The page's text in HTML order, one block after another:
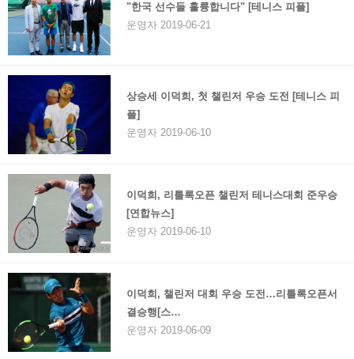
"한국 선수들 훌륭합니다" [테니스 피플]
운영자 2019-06-21
상승세 이덕희, 첫 챌린저 우승 도전 [테니스 피
플]
운영자 2019-06-10
이덕희, 리틀록오픈 챌린저 테니스대회 준우승
[연합뉴스]
운영자 2019-06-10
이덕희, 챌린저 대회 우승 도전…리틀록오픈서
결승행[스…
운영자 2019-06-09